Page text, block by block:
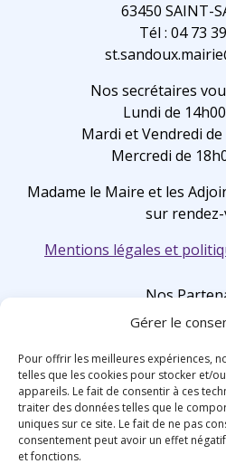
Gérer le
Pour offrir les meilleures expériences,
telles que les cookies pour stocker et/
appareils. Le fait de consentir à ces
traiter des données telles que le
uniques sur ce site. Le fait de ne pas
consentement peut avoir un effet
et fonctions.
63450 SAINT-
Tél : 04 73
Nos secrétaires
Lundi de
Mardi et Vendredi de
Mercredi de
Madame le Maire et les
sur
Mentions légales et
Nos